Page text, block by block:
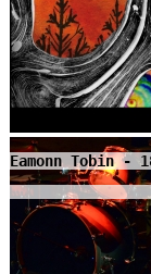
Eamonn Tobin -